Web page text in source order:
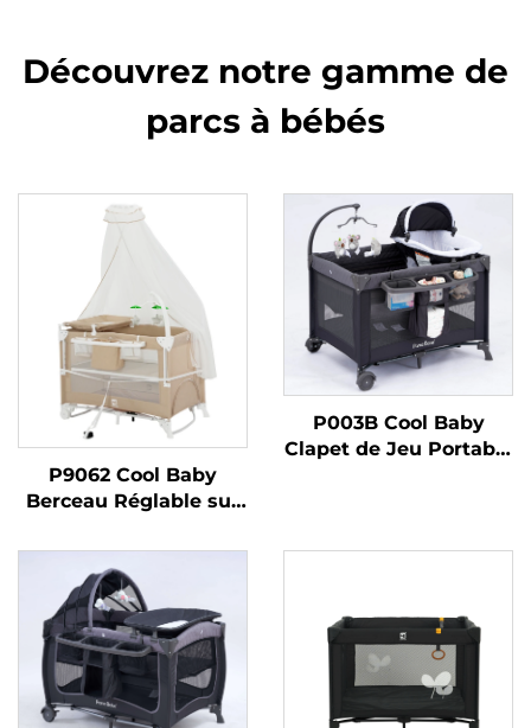
Découvrez notre gamme de
parcs à bébés
P9062 Cool Baby
Berceau Réglable sur
Pliable Portable pour
Bébé
P003B Cool Baby
Clapet de Jeu Portable